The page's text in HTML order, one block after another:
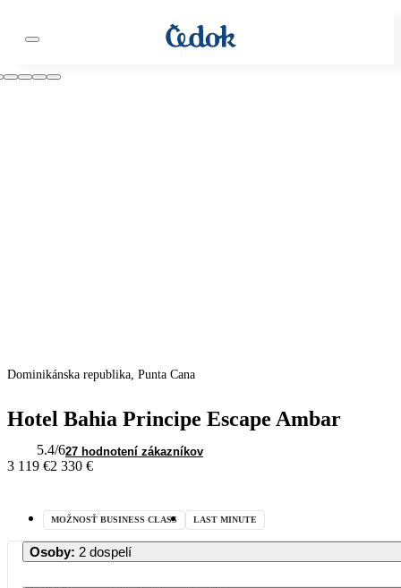
Dominikánska republika, Punta Cana
Hotel Bahia Principe Escape Ambar
5.4/627 hodnotení zákazníkov
3 119 €2 330 €
MOŽNOSŤ BUSINESS CLASS LAST MINUTE
Osoby: 2 dospelí